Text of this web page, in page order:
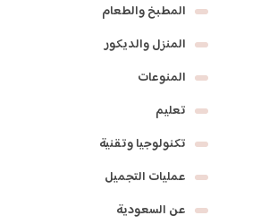
المطبخ والطعام
المنزل والديكور
المنوعات
تعليم
تكنولوجيا وتقنية
عمليات التجميل
عن السعودية